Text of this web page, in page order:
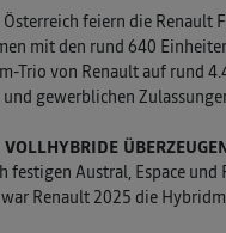
feiern die Renault
mit den rund 640
Trio von Renault auf rund
und gewerblichen
VOLLHYBRIDE
festigen Austral, Espace
Renault 2025 die